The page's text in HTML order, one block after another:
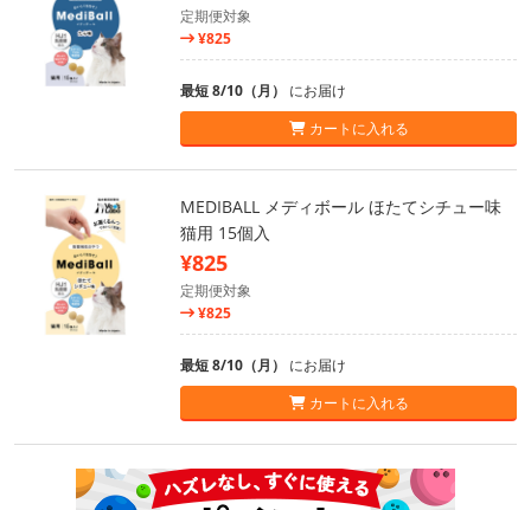
定期便対象
¥825
最短 8/10（月） にお届け
カートに入れる
MEDIBALL メディボール ほたてシチュー味
猫用 15個入
¥825
定期便対象
¥825
最短 8/10（月） にお届け
カートに入れる